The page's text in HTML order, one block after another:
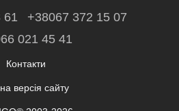
61
+38067 372 15 07
021 45 41
Контакти
версія сайту